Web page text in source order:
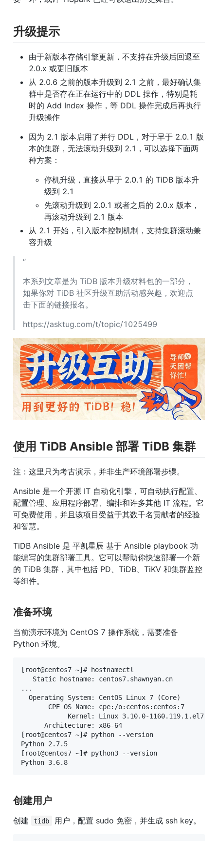
升级提示
由于新版本存储引擎更新，不支持在升级后回退至
2.0.x 或更旧版本
从 2.0.6 之前的版本升级到 2.1 之前，最好确认集
群中是否存在正在运行中的 DDL 操作，特别是耗
时的 Add Index 操作，等 DDL 操作完成后再执行
升级操作
因为 2.1 版本启用了并行 DDL，对于早于 2.0.1 版
本的集群，无法滚动升级到 2.1，可以选择下面两
种方案：
停机升级，直接从早于 2.0.1 的 TiDB 版本升
级到 2.1
先滚动升级到 2.0.1 或者之后的 2.0.x 版本，
再滚动升级到 2.1 版本
从 2.1 开始，引入版本控制机制，支持集群滚动兼
容升级
“
本系列文章是为 TiDB 版本升级材料包的一部分，
如果你对 TiDB 社区升级互助活动感兴趣，欢迎点
击下面的链接报名。
https://asktug.com/t/topic/1025499
使用 TiDB Ansible 部署 TiDB 集群
注：这里只为考古演示，并非生产环境部署步骤。
Ansible 是一个开源 IT 自动化引擎，可自动执行配置、
配置管理、应用程序部署、编排和许多其他 IT 流程。它
可免费使用，并且该项目受益于其数千名贡献者的经验
和智慧。
TiDB Ansible 是 平凯星辰 基于 Ansible playbook 功
能编写的集群部署工具。它可以帮助你快速部署一个新
的 TiDB 集群，其中包括 PD、TiDB、TiKV 和集群监控
等组件。
准备环境
当前演示环境为 CentOS 7 操作系统，需要准备
Python 环境。
[root@centos7 ~]# hostnamectl
Static hostname: centos7.shawnyan.cn
...
Operating System: CentOS Linux 7 (Core)
CPE OS Name: cpe:/o:centos:centos:7
Kernel: Linux 3.10.0-
Architecture: x86-64
[root@centos7 ~]# python --version
Python 2.7.5
[root@centos7 ~]# python3 --version
Python 3.6.8
创建用户
创建 tidb 用户，配置 sudo 免密，并生成 ssh key。